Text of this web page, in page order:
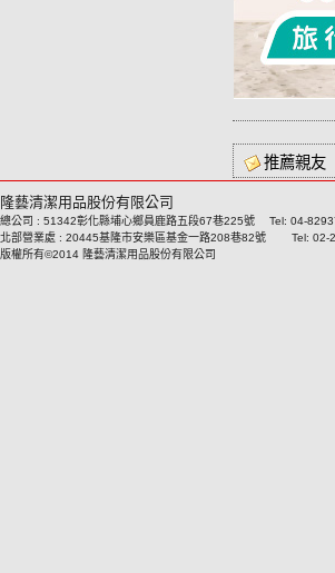
推薦親友
隆藝清潔用品股份有限公司
總公司 : 51342彰化縣埔心鄉員鹿路五段67巷225號 Tel: 04-
北部營業處 : 20445基隆市安樂區基金一路208巷82號 Tel:
版權所有©2014 隆藝清潔用品股份有限公司